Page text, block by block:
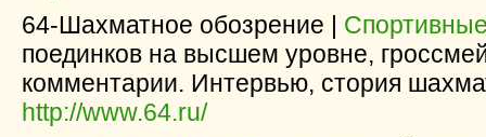
64-Шахматное обозрение |
поединков на высшем уровне,
комментарии. Интервью, стория
http://www.64.ru/